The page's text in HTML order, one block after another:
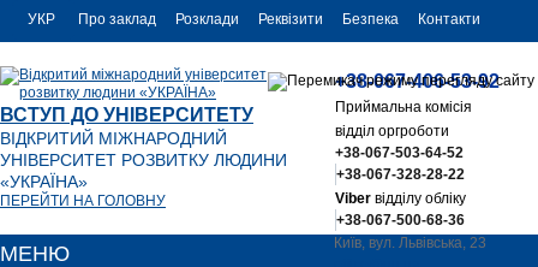
УКР
ENG
Про заклад Розклади Реквізити Безпека Контакти
ВСТУП ДО УНІВЕРСИТЕТУ
ВІДКРИТИЙ МІЖНАРОДНИЙ
УНІВЕРСИТЕТ РОЗВИТКУ ЛЮДИНИ
«УКРАЇНА»
ПЕРЕЙТИ НА ГОЛОВНУ
+38-067-406-53-92
Приймальна комісія
відділ оргроботи
+38-067-503-64-52
+38-067-328-28-22
Viberвідділу обліку
+38-067-500-68-36
Київ, вул. Львівська, 23
МЕНЮ